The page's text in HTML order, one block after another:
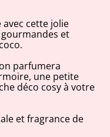
avec cette jolie
et
parfumera
une petite
déco cosy à votre
et fragrance de